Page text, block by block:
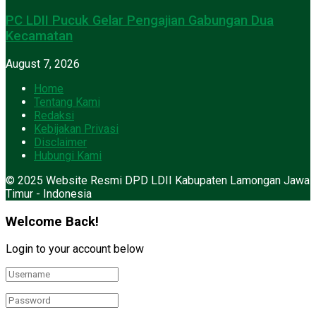
PC LDII Pucuk Gelar Pengajian Gabungan Dua
Kecamatan
August 7, 2026
Home
Tentang Kami
Redaksi
Kebijakan Privasi
Disclaimer
Hubungi Kami
© 2025 Website Resmi DPD LDII Kabupaten Lamongan Jawa
Timur - Indonesia
Welcome Back!
Login to your account below